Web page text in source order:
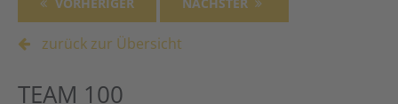
zurück zur Übersicht
TEAM 100